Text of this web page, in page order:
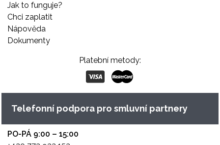
Jak to funguje?
Chci zaplatit
Nápověda
Dokumenty
Platební metody:
Telefonní podpora pro smluvní partnery
PO-PÁ 9:00 – 15:00